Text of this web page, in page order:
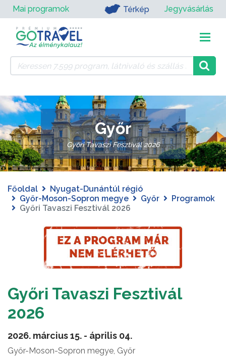
Mai programok Térkép Jegyvásárlás
Győr
Győri Tavaszi Fesztivál 2026
Főoldal
Nyugat-Dunántúl régió
Győr-Moson-Sopron megye
Győr
Programok
Győri Tavaszi Fesztivál 2026
Győri Tavaszi Fesztivál
2026
2026. március 15. - április 04.
Győr-Moson-Sopron megye, Győr